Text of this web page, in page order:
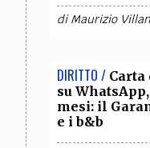
diMaurizio
DIRITTO /
su
mesi: il
e i b&b